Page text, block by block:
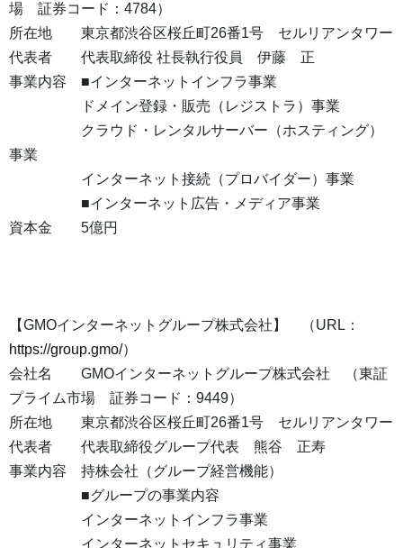
場 証券コード：4784）
所在地 東京都渋谷区桜丘町26番1号 セルリアンタワー
代表者 代表取締役 社長執行役員 伊藤 正
事業内容 ■インターネットインフラ事業
ドメイン登録・販売（レジストラ）事業
クラウド・レンタルサーバー（ホスティング）
事業
インターネット接続（プロバイダー）事業
■インターネット広告・メディア事業
資本金 5億円
【GMOインターネットグループ株式会社】 （URL：
https://group.gmo/）
会社名 GMOインターネットグループ株式会社 （東証
プライム市場 証券コード：9449）
所在地 東京都渋谷区桜丘町26番1号 セルリアンタワー
代表者 代表取締役グループ代表 熊谷 正寿
事業内容 持株会社（グループ経営機能）
■グループの事業内容
インターネットインフラ事業
インターネットセキュリティ事業